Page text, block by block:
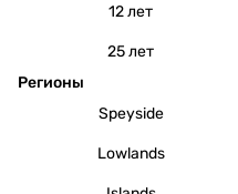
12 лет
25 лет
Регионы
Speyside
Lowlands